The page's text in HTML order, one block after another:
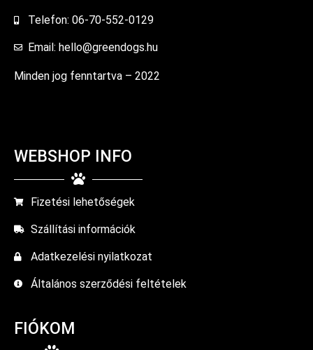
Telefon: 06-70-552-0129
Email: hello@greendogs.hu
Minden jog fenntartva – 2022
WEBSHOP INFO
Fizetési lehetőségek
Szállítási információk
Adatkezelési nyilatkozat
Általános szerződési feltételek
FIÓKOM